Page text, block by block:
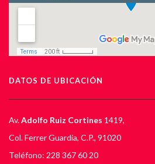
DATOS DE UBICACIÓN
Av.Adolfo Ruiz Cortines 1419,
Col. Ferrer Guardia, C.P., 91020
Teléfono: 228 367 60 20